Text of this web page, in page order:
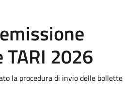
2026
la procedura di invio delle bollette